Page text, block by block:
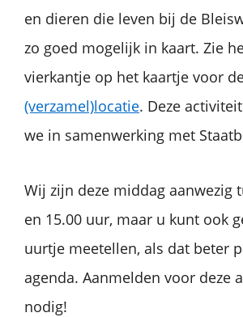
en dieren die leven bij de
zo goed mogelijk in kaart. Zie
vierkantje op het kaartje voor
(verzamel)locatie. Deze
we in samenwerking met
Wij zijn deze middag aanwezig
en 15.00 uur, maar u kunt ook
uurtje meetellen, als dat beter
agenda. Aanmelden voor deze
nodig!